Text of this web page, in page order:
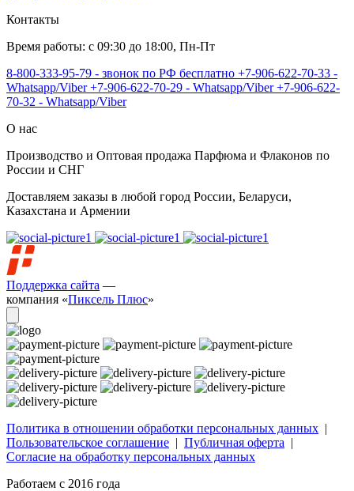
Контакты
Время работы: с 09:30 до 18:00, Пн-Пт
8-800-333-95-79 - звонок по РФ бесплатно +7-906-622-70-33 -
Whatsapp/Viber+7-906-622-70-29 - Whatsapp/Viber+7-906-622-
70-32 - Whatsapp/Viber
О нас
Производство и Оптовая продажа Парфюма и Флаконов по
России и СНГ
Доставляем заказы в любой город России, Беларуси,
Казахстана и Армении
Поддержка сайта —
компания «Пиксель Плюс»
Политика в отношении обработки персональных данных |
Пользовательское соглашение | Публичная оферта |
Согласие на обработку персональных данных
Работаем с 2016 года